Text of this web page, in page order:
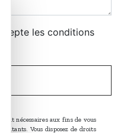
les conditions
sont nécessaires aux fins de vous
traitants. Vous disposez de droits